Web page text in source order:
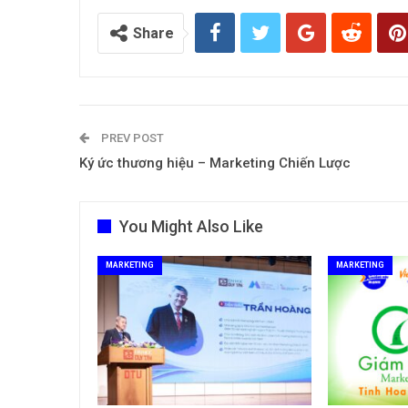
Share
PREV POST
Ký ức thương hiệu – Marketing Chiến Lược
You Might Also Like
MARKETING MARKETING